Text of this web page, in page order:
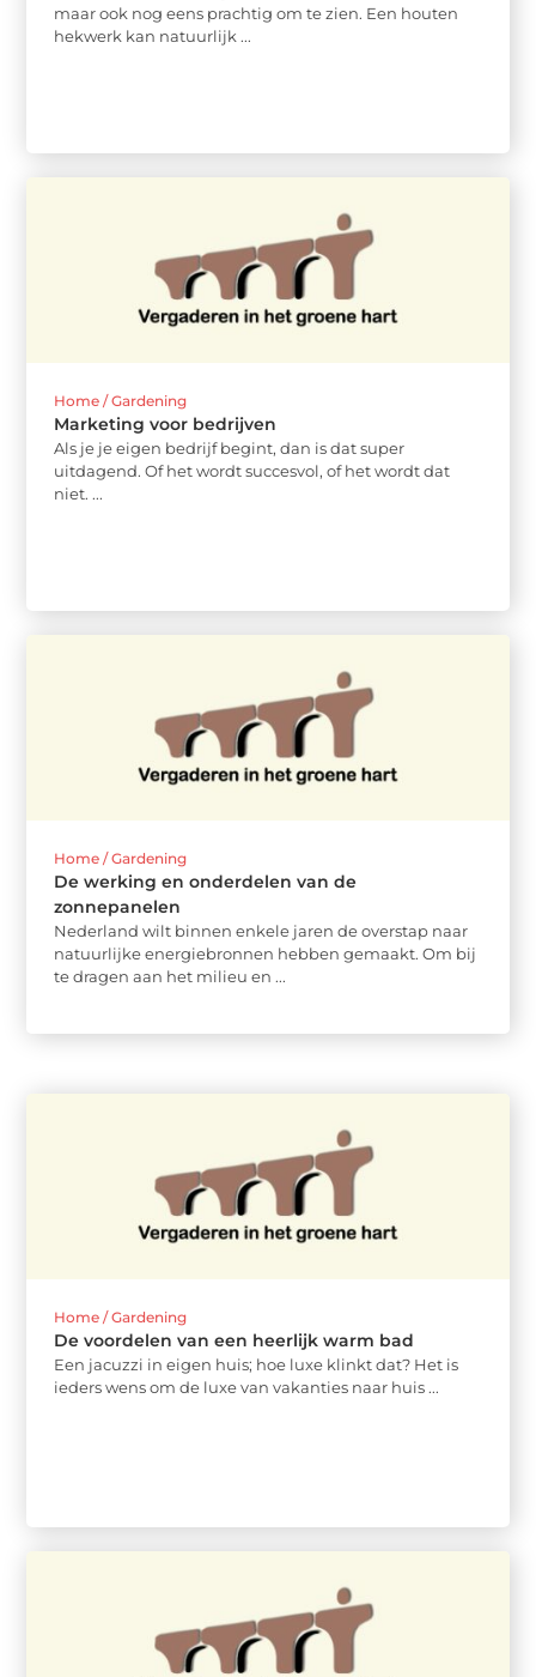
maar ook nog eens prachtig om te zien. Een houten
hekwerk kan natuurlijk ...
Home / Gardening
Marketing voor bedrijven
Als je je eigen bedrijf begint, dan is dat super
uitdagend. Of het wordt succesvol, of het wordt dat
niet. ...
Home / Gardening
De werking en onderdelen van de
zonnepanelen
Nederland wilt binnen enkele jaren de overstap naar
natuurlijke energiebronnen hebben gemaakt. Om bij
te dragen aan het milieu en ...
Home / Gardening
De voordelen van een heerlijk warm bad
Een jacuzzi in eigen huis; hoe luxe klinkt dat? Het is
ieders wens om de luxe van vakanties naar huis ...